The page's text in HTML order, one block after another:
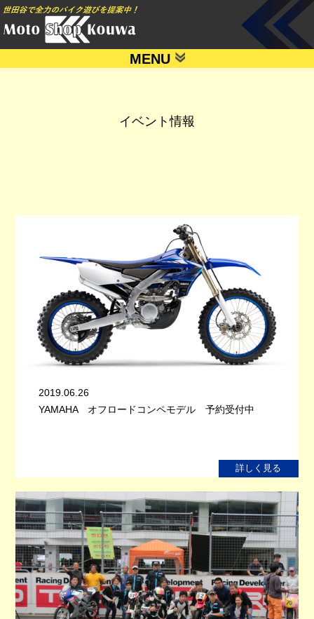
MENU
イベント情報
2019.06.26
YAMAHA オフロードコンペモデル 予約受付中
詳しく見る